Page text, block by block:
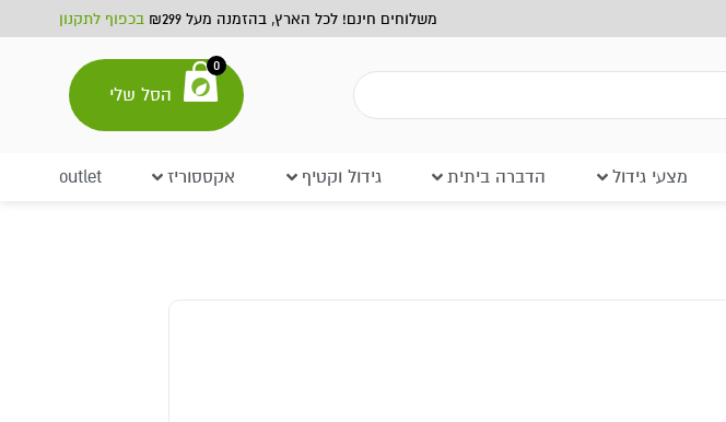
משלוחים חינם! לכל הארץ, בהזמנה מעל ₪299 בכפוף לתקנון
0
הסל שלי
מצעי גידול הדברה ביתית גידול וקטיף אקססוריז outlet